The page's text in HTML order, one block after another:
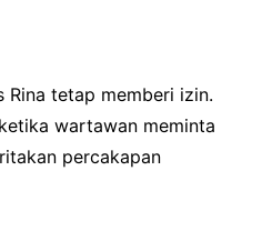
Rina tetap memberi izin.
ketika wartawan meminta
percakapan